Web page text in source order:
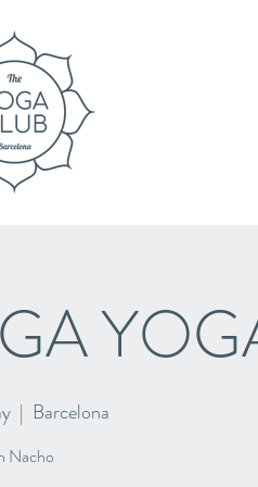
  |
Barcelona
Nacho